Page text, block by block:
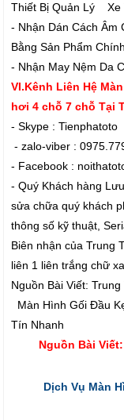
Thiết Bị Quản Lý Xe
- Nhận Dán Cách Âm
Bằng Sản Phẩm
- Nhận May Nệm Da
VI.Kênh Liên Hệ
hơi 4 chỗ 7 chỗ Tại
- Skype : Tienphatoto
- zalo-viber :
- Facebook :
- Quý Khách hàng
sửa chữa quý khách
thông số kỹ thuật,
Biên nhận của Trung
liên 1 liên trắng chữ
Nguồn Bài Viết:
Màn Hình Gối Đầu
Tín Nhanh
Nguồn Bài
Dịch Vụ Màn